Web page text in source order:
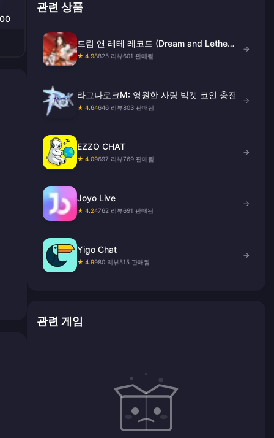
관련 상품
드림 앤 레테 레코드 (Dream and Lethe
Record) 골드 충전
★ 4.98825 리뷰601 판매됨
→
라그나로크M: 영원한 사랑 빅캣 코인 충전
★ 4.64646 리뷰803 판매됨
→
EZZO CHAT
★ 4.09697 리뷰769 판매됨
→
Joyo Live
★ 4.24762 리뷰691 판매됨
→
Yigo Chat
★ 4.9980 리뷰515 판매됨
→
관련 게임